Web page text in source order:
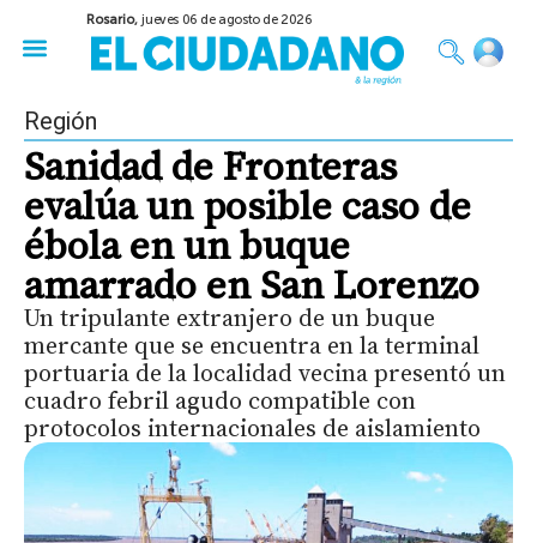
Rosario,jueves 06 de agosto de 2026
Región
Sanidad de Fronteras
evalúa un posible caso de
ébola en un buque
amarrado en San Lorenzo
Un tripulante extranjero de un buque
mercante que se encuentra en la terminal
portuaria de la localidad vecina presentó un
cuadro febril agudo compatible con
protocolos internacionales de aislamiento